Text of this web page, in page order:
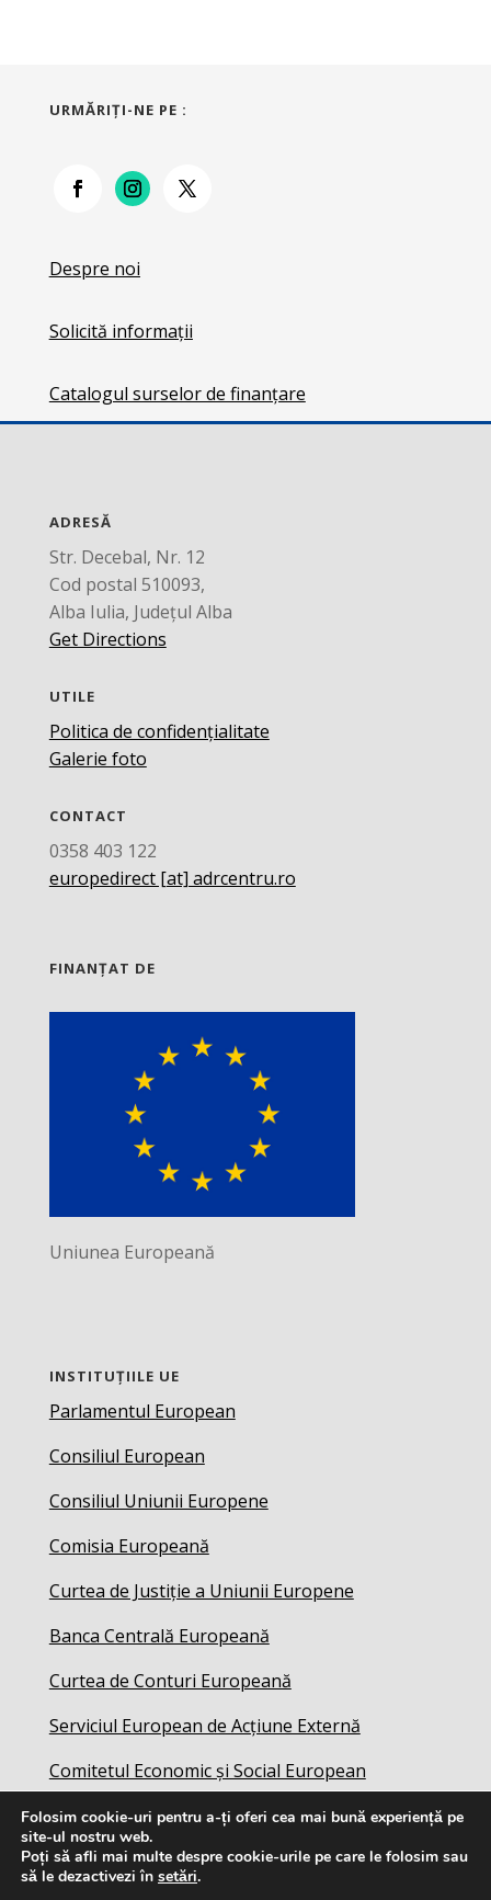
URMĂRIŢI-NE PE :
Despre noi
Solicită informații
Catalogul surselor de finanțare
ADRESĂ
Str. Decebal, Nr. 12
Cod postal 510093,
Alba Iulia, Județul Alba
Get Directions
UTILE
Politica de confidențialitate
Galerie foto
CONTACT
0358 403 122
europedirect [at] adrcentru.ro
FINANȚAT DE
Uniunea Europeană
INSTITUȚIILE UE
Parlamentul European
Consiliul European
Consiliul Uniunii Europene
Comisia Europeană
Curtea de Justiție a Uniunii Europene
Banca Centrală Europeană
Curtea de Conturi Europeană
Serviciul European de Acțiune Externă
Comitetul Economic și Social European
Folosim cookie-uri pentru a-ți oferi cea mai bună experiență pe
site-ul nostru web.
Poți să afli mai multe despre cookie-urile pe care le folosim sau
să le dezactivezi în setări.